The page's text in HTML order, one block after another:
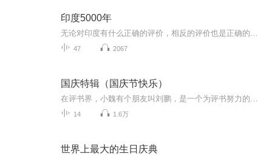
印度5000年
47 2067
国庆特辑（国庆节快乐）
14 1.6万
世界上最大的生日庆典